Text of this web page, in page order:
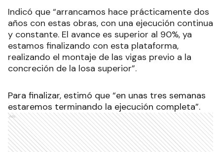
Indicó que “arrancamos hace prácticamente dos
años con estas obras, con una ejecución continua
y constante. El avance es superior al 90%, ya
estamos finalizando con esta plataforma,
realizando el montaje de las vigas previo a la
concreción de la losa superior”.
Para finalizar, estimó que “en unas tres semanas
estaremos terminando la ejecución completa”.
Ads